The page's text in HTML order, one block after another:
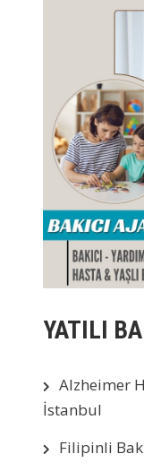
YATILI
Alzheimer
İstanbul
Filipinli